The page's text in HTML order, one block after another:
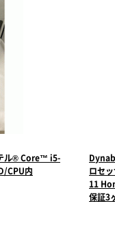
ル® Core™ i5-
CPU内
ロセ
11
保証3